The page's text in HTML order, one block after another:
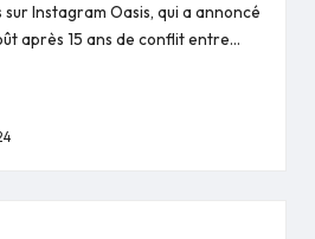
sur Instagram Oasis, qui a annoncé
après 15 ans de conflit entre…